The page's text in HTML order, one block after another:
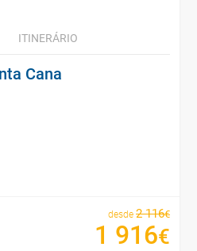
ITINERÁRIO
Cana
desde 2 116€
1 916€